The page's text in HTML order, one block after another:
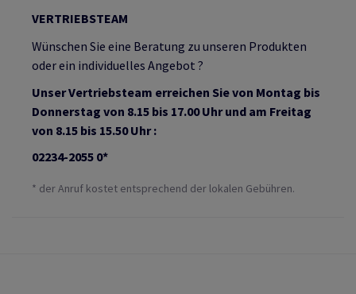
VERTRIEBSTEAM
Wünschen Sie eine Beratung zu unseren Produkten
oder ein individuelles Angebot ?
Unser Vertriebsteam erreichen Sie von Montag bis
Donnerstag von 8.15 bis 17.00 Uhr und am Freitag
von 8.15 bis 15.50 Uhr :
02234-2055 0*
* der Anruf kostet entsprechend der lokalen Gebühren.